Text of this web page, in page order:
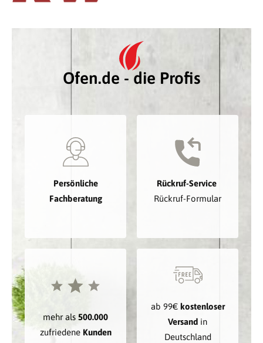
Ofen.de - die Profis
Persönliche
Fachberatung
Rückruf-Service
Rückruf-Formular
mehr als 500.000
zufriedene Kunden
ab 99€ kostenloser
Versand in
Deutschland